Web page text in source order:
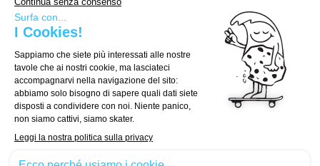
Guida all'acquisto
Come scegliere la tua tavola